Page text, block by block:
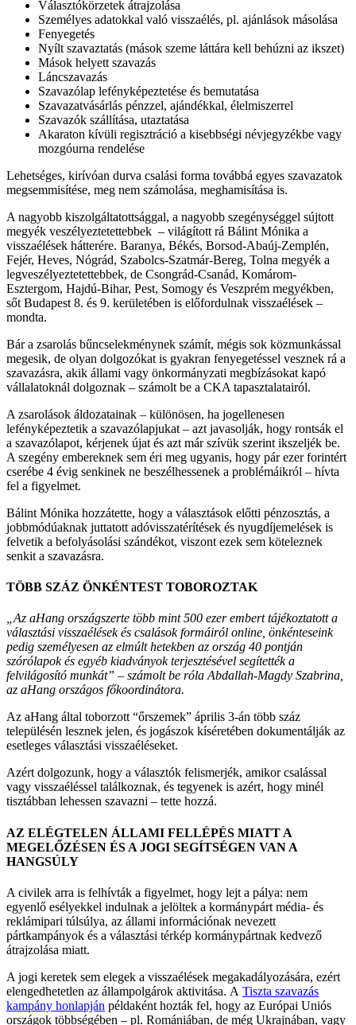
Választókörzetek átrajzolása
Személyes adatokkal való visszaélés, pl. ajánlások másolása
Fenyegetés
Nyílt szavaztatás (mások szeme láttára kell behúzni az ikszet)
Mások helyett szavazás
Láncszavazás
Szavazólap lefényképeztetése és bemutatása
Szavazatvásárlás pénzzel, ajándékkal, élelmiszerrel
Szavazók szállítása, utaztatása
Akaraton kívüli regisztráció a kisebbségi névjegyzékbe vagy
mozgóurna rendelése
Lehetséges, kirívóan durva csalási forma továbbá egyes szavazatok
megsemmisítése, meg nem számolása, meghamisítása is.
A nagyobb kiszolgáltatottsággal, a nagyobb szegénységgel sújtott
megyék veszélyeztetettebbek – világított rá Bálint Mónika a
visszaélések hátterére. Baranya, Békés, Borsod-Abaúj-Zemplén,
Fejér, Heves, Nógrád, Szabolcs-Szatmár-Bereg, Tolna megyék a
legveszélyeztetettebbek, de Csongrád-Csanád, Komárom-
Esztergom, Hajdú-Bihar, Pest, Somogy és Veszprém megyékben,
sőt Budapest 8. és 9. kerületében is előfordulnak visszaélések –
mondta.
Bár a zsarolás bűncselekménynek számít, mégis sok közmunkással
megesik, de olyan dolgozókat is gyakran fenyegetéssel vesznek rá a
szavazásra, akik állami vagy önkormányzati megbízásokat kapó
vállalatoknál dolgoznak – számolt be a CKA tapasztalatairól.
A zsarolások áldozatainak – különösen, ha jogellenesen
lefényképeztetik a szavazólapjukat – azt javasolják, hogy rontsák el
a szavazólapot, kérjenek újat és azt már szívük szerint ikszeljék be.
A szegény embereknek sem éri meg ugyanis, hogy pár ezer forintért
cserébe 4 évig senkinek ne beszélhessenek a problémáikról – hívta
fel a figyelmet.
Bálint Mónika hozzátette, hogy a választások előtti pénzosztás, a
jobbmódúaknak juttatott adóvisszatérítések és nyugdíjemelések is
felvetik a befolyásolási szándékot, viszont ezek sem köteleznek
senkit a szavazásra.
TÖBB SZÁZ ÖNKÉNTEST TOBOROZTAK
„Az aHang országszerte több mint 500 ezer embert tájékoztatott a
választási visszaélések és csalások formáiról online, önkénteseink
pedig személyesen az elmúlt hetekben az ország 40 pontján
szórólapok és egyéb kiadványok terjesztésével segítették a
felvilágosító munkát” – számolt be róla Abdallah-Magdy Szabrina,
az aHang országos főkoordinátora.
Az aHang által toborzott “őrszemek” április 3-án több száz
településén lesznek jelen, és jogászok kíséretében dokumentálják az
esetleges választási visszaéléseket.
Azért dolgozunk, hogy a választók felismerjék, amikor csalással
vagy visszaéléssel találkoznak, és tegyenek is azért, hogy minél
tisztábban lehessen szavazni – tette hozzá.
AZ ELÉGTELEN ÁLLAMI FELLÉPÉS MIATT A
MEGELŐZÉSEN ÉS A JOGI SEGÍTSÉGEN VAN A
HANGSÚLY
A civilek arra is felhívták a figyelmet, hogy lejt a pálya: nem
egyenlő esélyekkel indulnak a jelöltek a kormánypárt média- és
reklámipari túlsúlya, az állami információnak nevezett
pártkampányok és a választási térkép kormánypártnak kedvező
átrajzolása miatt.
A jogi keretek sem elegek a visszaélések megakadályozására, ezért
elengedhetetlen az állampolgárok aktivitása. A Tiszta szavazás
kampány honlapján példaként hozták fel, hogy az Európai Uniós
országok többségében – pl. Romániában, de még Ukrajnában, vagy